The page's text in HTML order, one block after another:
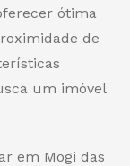
ótima
de
um imóvel
em Mogi das